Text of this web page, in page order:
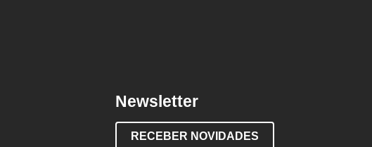
Newsletter
RECEBER NOVIDADES